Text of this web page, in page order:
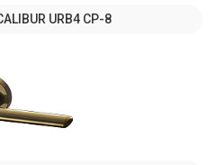
URB4 СР-8